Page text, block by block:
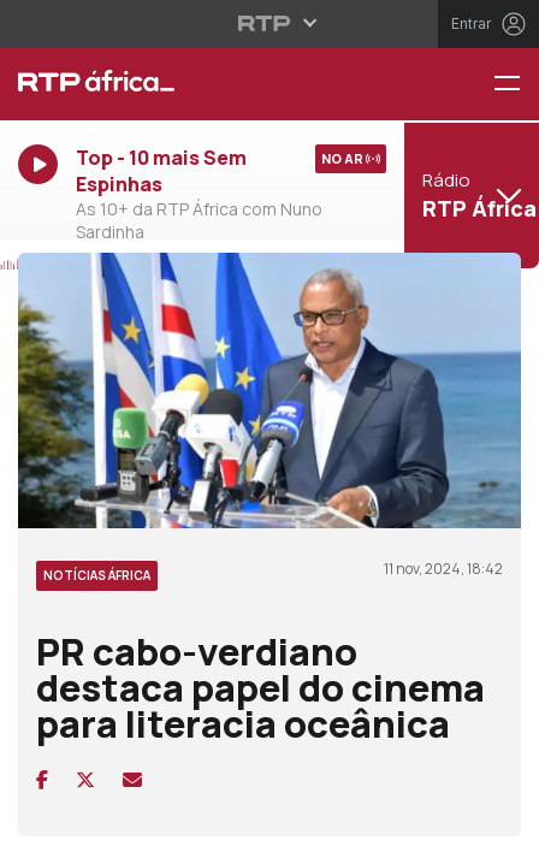
Entrar
Top - 10 mais Sem
Espinhas
As 10+ da RTP África com Nuno
Sardinha
NO AR
Rádio
RTP África
NOTÍCIAS ÁFRICA 11 nov, 2024, 18:42
PR cabo-verdiano
destaca papel do cinema
para literacia oceânica